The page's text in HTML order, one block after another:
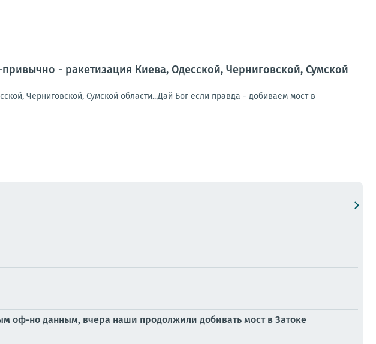
- ракетизация Киева, Одесской, Черниговской, Сумской
Черниговской, Сумской области...Дай Бог если правда - добиваем мост в
но данным, вчера наши продолжили добивать мост в Затоке